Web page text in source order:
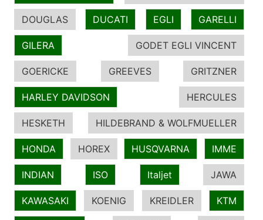
DOUGLAS DUCATI EGLI GARELLI
GILERA GODET EGLI VINCENT
GOERICKE GREEVES GRITZNER
HARLEY DAVIDSON HERCULES
HESKETH HILDEBRAND & WOLFMUELLER
HONDA HOREX HUSQVARNA IMME
INDIAN ISO Italjet JAWA
KAWASAKI KOENIG KREIDLER KTM